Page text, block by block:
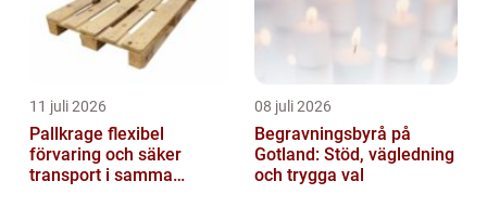
11 juli 2026
Pallkrage flexibel
förvaring och säker
transport i samma
08 juli 2026
Begravningsbyrå på
Gotland: Stöd, vägledning
och trygga val